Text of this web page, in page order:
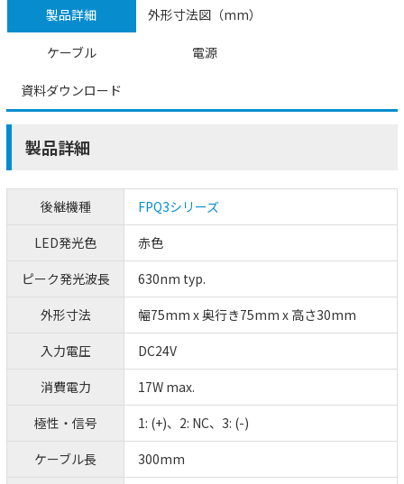
製品詳細 外形寸法図（mm）
ケーブル 電源
資料ダウンロード
製品詳細
後継機種
FPQ3シリーズ
LED発光色
赤色
ピーク発光波長
630nm typ.
外形寸法
幅75mm x 奥行き75mm x 高さ30mm
入力電圧
DC24V
消費電力
17W max.
極性・信号
1: (+)、2: NC、3: (-)
ケーブル長
300mm